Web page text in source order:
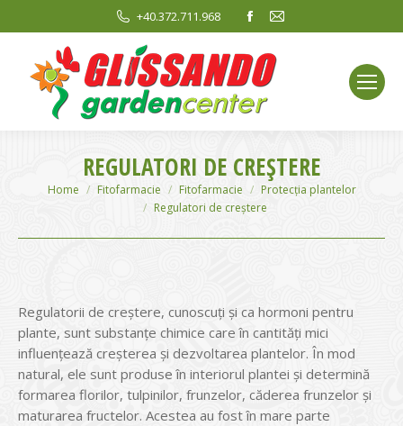
+40.372.711.968
Facebook
opens
in
new
window
Mail
window
REGULATORI DE CREȘTERE
You are here:
Home Fitofarmacie Fitofarmacie
Protecția plantelor
Regulatori de creștere
Regulatorii de creștere, cunoscuți și ca hormoni pentru
plante, sunt substanțe chimice care în cantități mici
influențează creșterea și dezvoltarea plantelor. În mod
natural, ele sunt produse în interiorul plantei și determină
formarea florilor, tulpinilor, frunzelor, căderea frunzelor și
maturarea fructelor. Acestea au fost în mare parte